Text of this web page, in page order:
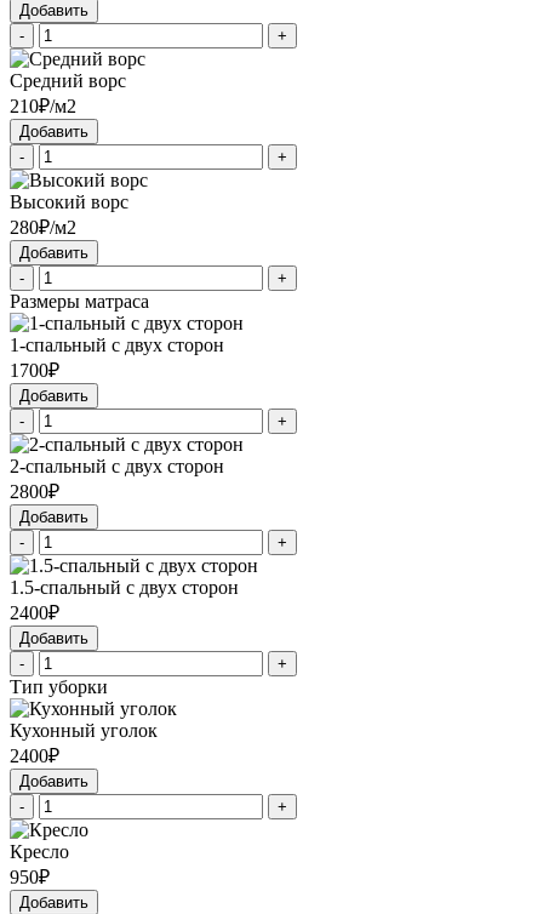
Добавить
-
+
Средний ворс
210₽/м2
Добавить
-
+
Высокий ворс
280₽/м2
Добавить
-
+
Размеры матраса
1-спальный с двух сторон
1700₽
Добавить
-
+
2-спальный с двух сторон
2800₽
Добавить
-
+
1.5-спальный с двух сторон
2400₽
Добавить
-
+
Тип уборки
Кухонный уголок
2400₽
Добавить
-
+
Кресло
950₽
Добавить